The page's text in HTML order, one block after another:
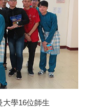
大學16位師生